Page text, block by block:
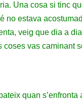
Una cosa si tinc
estava
veig que dia a
vas caminant
quan